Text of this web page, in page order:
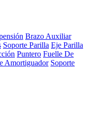
Brazo Auxiliar
Soporte Parilla Eje Parilla
Puntero Fuelle De
Amortiguador Soporte